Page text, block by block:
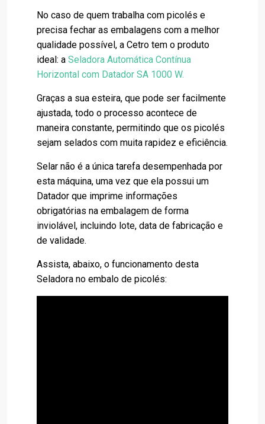
No caso de quem trabalha com picolés e
precisa fechar as embalagens com a melhor
qualidade possível, a Cetro tem o produto
ideal: a Seladora Automática Contínua
Horizontal com Datador SA 1000 W.
Graças a sua esteira, que pode ser facilmente
ajustada, todo o processo acontece de
maneira constante, permitindo que os picolés
sejam selados com muita rapidez e eficiência.
Selar não é a única tarefa desempenhada por
esta máquina, uma vez que ela possui um
Datador que imprime informações
obrigatórias na embalagem de forma
inviolável, incluindo lote, data de fabricação e
de validade.
Assista, abaixo, o funcionamento desta
Seladora no embalo de picolés: